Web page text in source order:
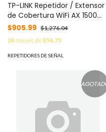
TP-LINK Repetidor / Extensor
de Cobertura WiFi AX 1500
Mbps, doble banda 2.4 GHz y
5 GHz, con 1 puerto
10/100/1000 Mbps MOD:
RE505X
$905.99 $1,276.04
24meses de$54.75
REPETIDORES DE SEÑAL